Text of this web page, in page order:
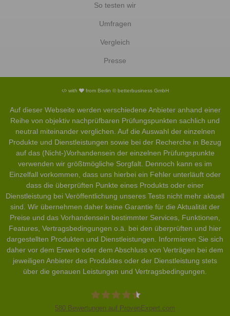
So testen wir
Umfragen
Vergleich
Presse
with from Berlin © betterbusiness GmbH
Auf dieser Webseite werden verschiedene Anbieter anhand einer
Reihe von objektiv nachprüfbaren Prüfungspunkten sachlich und
neutral miteinander verglichen. Auf die Auswahl der einzelnen
Produkte und Dienstleistungen sowie bei der Recherche in Bezug
auf das (Nicht-)Vorhandensein der einzelnen Prüfungspunkte
verwenden wir größtmögliche Sorgfalt. Dennoch kann es im
Einzelfall vorkommen, dass uns hierbei ein Fehler unterläuft oder
dass die überprüften Punkte eines Produkts oder einer
Dienstleistung bei Veröffentlichung unseres Tests nicht mehr aktuell
sind. Wir übernehmen daher keine Garantie für die Aktualität der
Preise und das Vorhandensein bestimmter Services, Funktionen,
Features, Vertragsbedingungen o.ä. bei den überprüften und hier
dargestellten Produkten und Dienstleistungen. Informieren Sie sich
daher vor dem Erwerb oder dem Abschluss von Verträgen bei dem
jeweiligen Anbieter des Produktes oder der Dienstleistung stets
über die genauen Leistungen und Vertragsbedingungen.
580 Bewertungen auf ProvenExpert.com